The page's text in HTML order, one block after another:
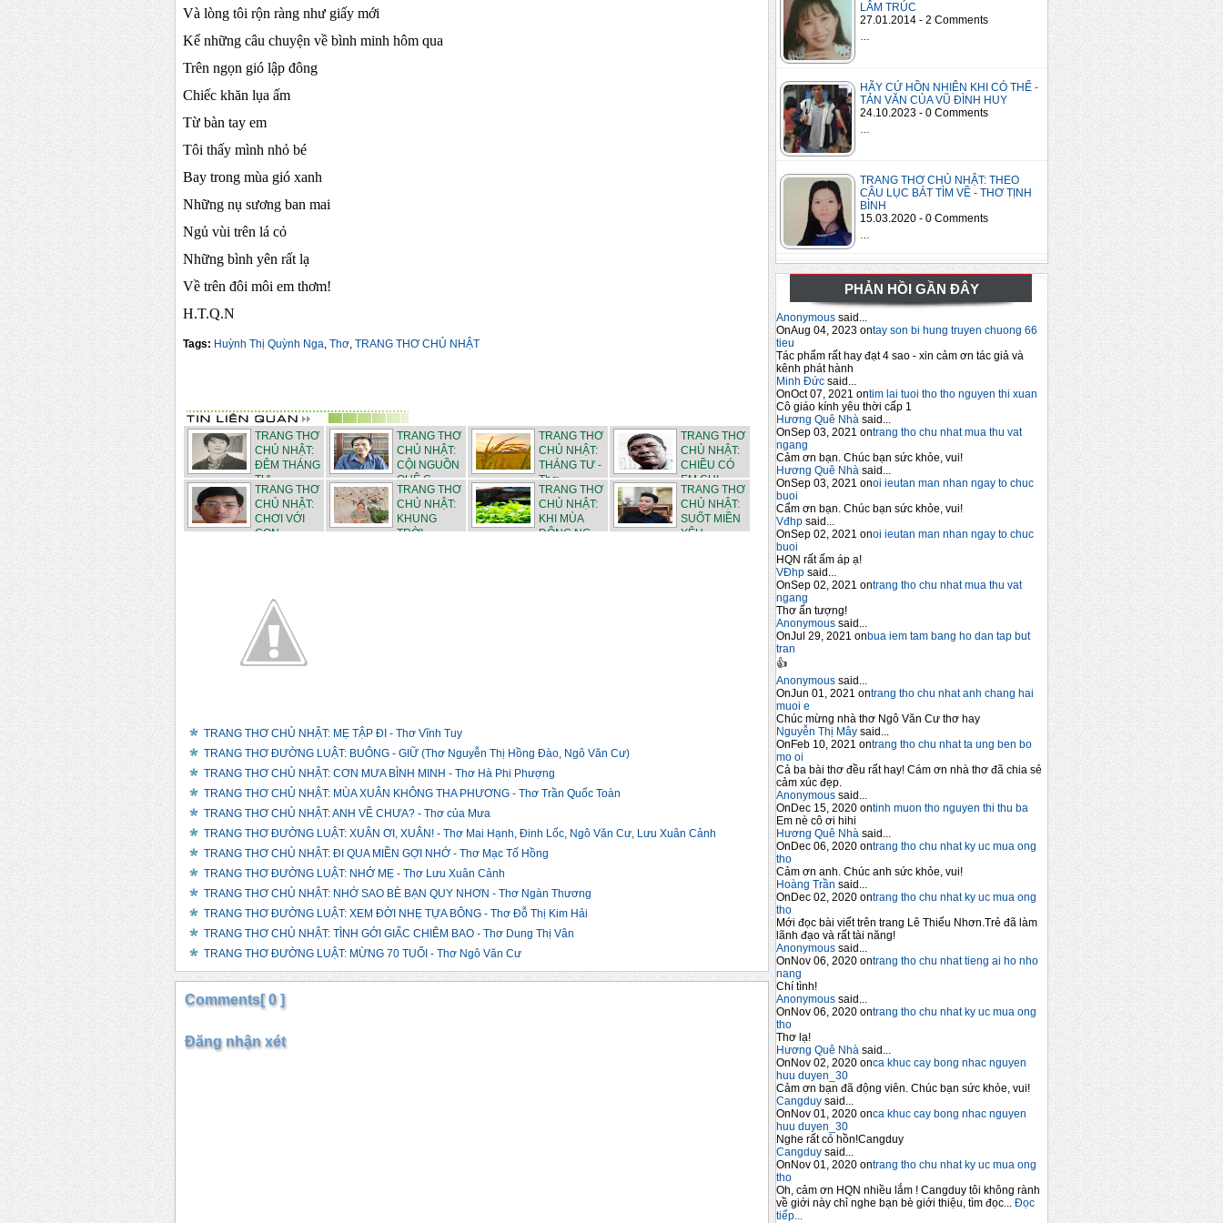
LÂM TRÚC
27.01.2014 - 2 Comments
HÃY CỨ HỒN NHIÊN KHI CÓ THỂ -
TẢN VĂN CỦA VŨ ĐÌNH HUY
24.10.2023 - 0 Comments
TRANG THƠ CHỦ NHẬT: THEO
CÂU LỤC BÁT TÌM VỀ - THƠ TỊNH
BÌNH
15.03.2020 - 0 Comments
PHẢN HỒI GẦN ĐÂY
Anonymous said...
OnAug 04, 2023 ontay son bi hung truyen chuong 66
tieu
Tác phẩm rất hay đạt 4 sao - xin cảm ơn tác giả và
kênh phát hành
Minh Đức said...
OnOct 07, 2021 ontim lai tuoi tho tho nguyen thi xuan
Cô giáo kính yêu thời cấp 1
Hương Quê Nhà said...
OnSep 03, 2021 ontrang tho chu nhat mua thu vat
ngang
Cảm ơn bạn. Chúc bạn sức khỏe, vui!
Hương Quê Nhà said...
OnSep 03, 2021 onoi ieutan man nhan ngay to chuc
buoi
Cẩm ơn bạn. Chúc bạn sức khỏe, vui!
Vđhp said...
OnSep 02, 2021 onoi ieutan man nhan ngay to chuc
buoi
HQN rất ấm áp ạ!
VĐhp said...
OnSep 02, 2021 ontrang tho chu nhat mua thu vat
ngang
Thơ ấn tượng!
Anonymous said...
OnJul 29, 2021 onbua iem tam bang ho dan tap but
tran
👍
Anonymous said...
OnJun 01, 2021 ontrang tho chu nhat anh chang hai
muoi e
Chúc mừng nhà thơ Ngô Văn Cư thơ hay
Nguyễn Thị Mây said...
OnFeb 10, 2021 ontrang tho chu nhat ta ung ben bo
mo oi
Cả ba bài thơ đều rất hay! Cám ơn nhà thơ đã chia sẻ
cảm xúc đẹp.
Anonymous said...
OnDec 15, 2020 ontinh muon tho nguyen thi thu ba
Em nè cô ơi hihi
Hương Quê Nhà said...
OnDec 06, 2020 ontrang tho chu nhat ky uc mua ong
tho
Cảm ơn anh. Chúc anh sức khỏe, vui!
Hoàng Trần said...
OnDec 02, 2020 ontrang tho chu nhat ky uc mua ong
tho
Mới đọc bài viết trên trang Lê Thiếu Nhơn.Trẻ đã làm
lãnh đạo và rất tài năng!
Anonymous said...
OnNov 06, 2020 ontrang tho chu nhat tieng ai ho nho
nang
Chí tình!
Anonymous said...
OnNov 06, 2020 ontrang tho chu nhat ky uc mua ong
tho
Thơ lạ!
Hương Quê Nhà said...
OnNov 02, 2020 onca khuc cay bong nhac nguyen
huu duyen_30
Cảm ơn bạn đã động viên. Chúc bạn sức khỏe, vui!
Cangduy said...
OnNov 01, 2020 onca khuc cay bong nhac nguyen
huu duyen_30
Nghe rất có hồn!Cangduy
Cangduy said...
OnNov 01, 2020 ontrang tho chu nhat ky uc mua ong
tho
Oh, cảm ơn HQN nhiều lắm ! Cangduy tôi không rành
về giới này chỉ nghe bạn bè giới thiệu, tìm đọc... Đọc
tiếp...
Và lòng tôi rộn ràng như giấy mới
Kể những câu chuyện về bình minh hôm qua
Trên ngọn gió lập đông
Chiếc khăn lụa ấm
Từ bàn tay em
Tôi thấy mình nhỏ bé
Bay trong mùa gió xanh
Những nụ sương ban mai
Ngủ vùi trên lá cỏ
Những bình yên rất lạ
Về trên đôi môi em thơm!
H.T.Q.N
Tags: Huỳnh Thị Quỳnh Nga, Thơ, TRANG THƠ CHỦ NHẬT
TRANG THƠ
CHỦ NHẬT:
ĐÊM THÁNG
TƯ - ...
TRANG THƠ
CHỦ NHẬT:
CỘI NGUỒN
QUÊ C...
TRANG THƠ
CHỦ NHẬT:
THÁNG TƯ -
Thơ ...
TRANG THƠ
CHỦ NHẬT:
CHIỀU CÓ
EM CHI...
TRANG THƠ
CHỦ NHẬT:
CHƠI VỚI
CON - ...
TRANG THƠ
CHỦ NHẬT:
KHUNG
TRỜI
TRANG THƠ
CHỦ NHẬT:
KHI MÙA
ĐÔNG NG...
TRANG THƠ
CHỦ NHẬT:
SUỐT MIỀN
YÊU -...
TRANG THƠ CHỦ NHẬT: MẸ TẬP ĐI - Thơ Vĩnh Tuy
TRANG THƠ ĐƯỜNG LUẬT: BUÔNG - GIỮ (Thơ Nguyễn Thị Hồng Đào, Ngô Văn Cư)
TRANG THƠ CHỦ NHẬT: CƠN MƯA BÌNH MINH - Thơ Hà Phi Phượng
TRANG THƠ CHỦ NHẬT: MÙA XUÂN KHÔNG THA PHƯƠNG - Thơ Trần Quốc Toàn
TRANG THƠ CHỦ NHẬT: ANH VỀ CHƯA? - Thơ của Mưa
TRANG THƠ ĐƯỜNG LUẬT: XUÂN ƠI, XUÂN! - Thơ Mai Hạnh, Đinh Lốc, Ngô Văn Cư, Lưu Xuân Cảnh
TRANG THƠ CHỦ NHẬT: ĐI QUA MIỀN GỢI NHỚ - Thơ Mạc Tố Hồng
TRANG THƠ ĐƯỜNG LUẬT: NHỚ MẸ - Thơ Lưu Xuân Cảnh
TRANG THƠ CHỦ NHẬT: NHỚ SAO BÈ BẠN QUY NHƠN - Thơ Ngàn Thương
TRANG THƠ ĐƯỜNG LUẬT: XEM ĐỜI NHẸ TỰA BÔNG - Thơ Đỗ Thị Kim Hải
TRANG THƠ CHỦ NHẬT: TÌNH GỞI GIẤC CHIÊM BAO - Thơ Dung Thị Vân
TRANG THƠ ĐƯỜNG LUẬT: MỪNG 70 TUỔI - Thơ Ngô Văn Cư
Comments[ 0 ]
Đăng nhận xét